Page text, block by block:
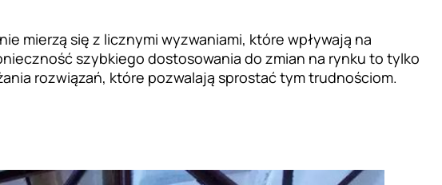
mierzą się z licznymi wyzwaniami, które wpływają na
szybkiego dostosowania do zmian na rynku to tylko
rozwiązań, które pozwalają sprostać tym trudnościom.